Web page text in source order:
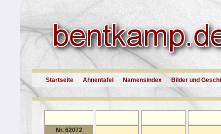
Startseite Ahnentafel Namensindex Bilder und
Nr. 62072